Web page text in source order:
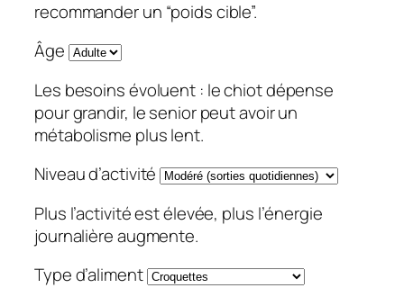
recommander un “poids cible”.
Âge
Les besoins évoluent : le chiot dépense
pour grandir, le senior peut avoir un
métabolisme plus lent.
Niveau d’activité
Plus l’activité est élevée, plus l’énergie
journalière augmente.
Type d’aliment